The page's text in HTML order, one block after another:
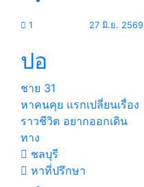
1 27 มิ.ย. 2569
ปอ
ชาย 31
หาคนคุย แรกเปลี่ยนเรื่อง
ราวชีวิต อยากออกเดิน
ทาง
ชลบุรี
หาที่ปรึกษา